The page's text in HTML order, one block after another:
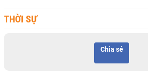
THỜI SỰ
Chia sẻ